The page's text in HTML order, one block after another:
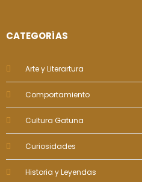
CATEGORÍAS
Arte y Literartura
Comportamiento
Cultura Gatuna
Curiosidades
Historia y Leyendas